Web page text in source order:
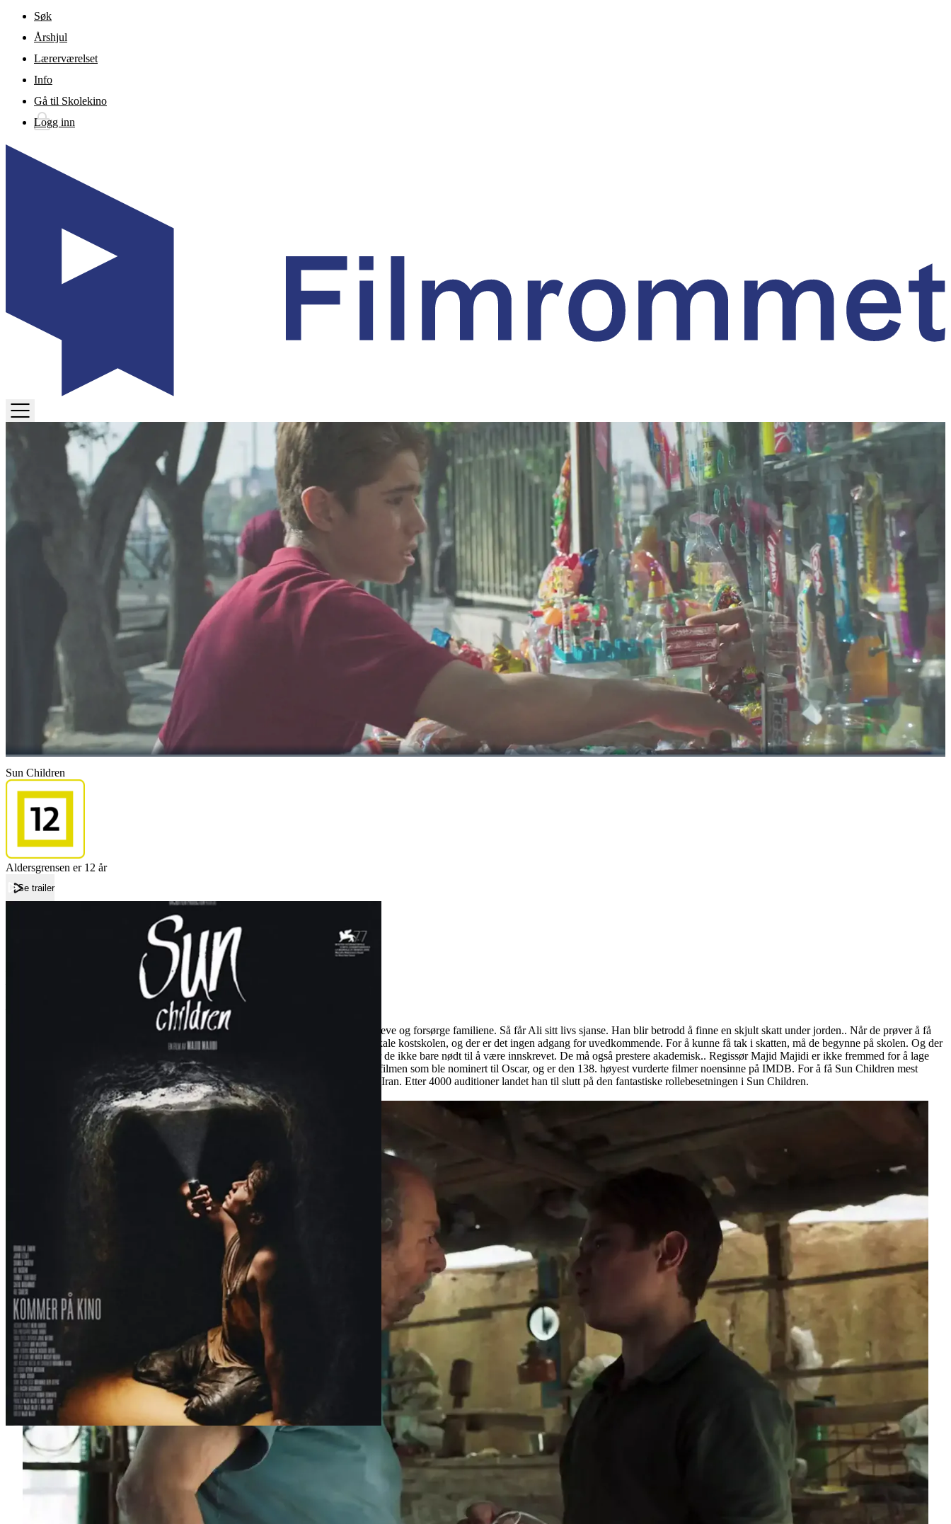
Gå til hovedinnhold
Søk
Årshjul
Lærerværelset
Info
Gå til Skolekino
Logg inn
Sun Children
Aldersgrensen er 12 år
Se trailer
12 år gamle Ali og hans tre venner bor på gata i Iran. De jobber alle hardt for å overleve og forsørge familiene. Så får Ali sitt livs sjanse. Han blir betrodd å finne en skjult skatt under jorden.. Når de prøver å få
tak i skatten, støter de umiddelbart på et stort problem. Den er begravd under den lokale kostskolen, og der er det ingen adgang for uvedkommende. For å kunne få tak i skatten, må de begynne på skolen. Og der
tolereres ingen unnasluntring. For å få være der lenge nok til å få gravd ut skatten, er de ikke bare nødt til å være innskrevet. De må også prestere akademisk.. Regissør Majid Majidi er ikke fremmed for å lage
film om fattige barn i Iran. Hans film Himmelens barn (1997) var den første iranske filmen som ble nominert til Oscar, og er den 138. høyest vurderte filmer noensinne på IMDB. For å få Sun Children mest
mulig ektefølt, har han faktisk plukket ut skuespillere til rollene blant ekte gatebarn i Iran. Etter 4000 auditioner landet han til slutt på den fantastiske rollebesetningen i Sun Children.
09.12.2024